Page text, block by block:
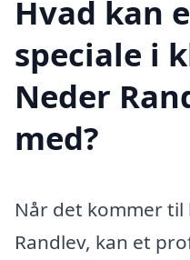
Hvad kan
speciale i
Neder
med?
Når det kommer
Randlev, kan et